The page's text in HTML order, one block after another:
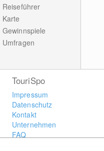
Reiseführer
Karte
Gewinnspiele
Umfragen
TouriSpo
Impressum
Datenschutz
Kontakt
Unternehmen
FAQ